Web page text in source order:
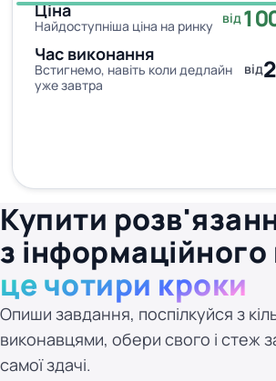
Ціна
Найдоступніша ціна на ринку від
Час виконання
Встигнемо, навіть коли дедлайн
уже завтра
від2
Купити
з
це чотири кроки
Опиши завдання, поспілкуйся з
виконавцями, обери свого і стеж
самої здачі.